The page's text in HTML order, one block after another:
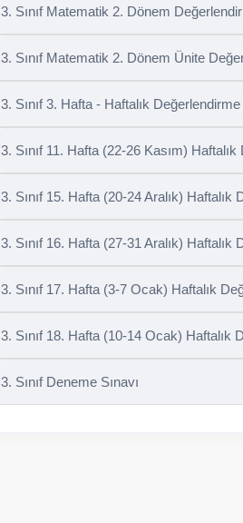
3. Sınıf Matematik 2. Dönem
3. Sınıf Matematik 2. Dönem Ünite
3. Sınıf 3. Hafta - Haftalık
3. Sınıf 11. Hafta (22-26 Kasım) Haftalık
3. Sınıf 15. Hafta (20-24 Aralık) Haftalık
3. Sınıf 16. Hafta (27-31 Aralık) Haftalık
3. Sınıf 17. Hafta (3-7 Ocak) Haftalık
3. Sınıf 18. Hafta (10-14 Ocak) Haftalık
3. Sınıf Deneme Sınavı